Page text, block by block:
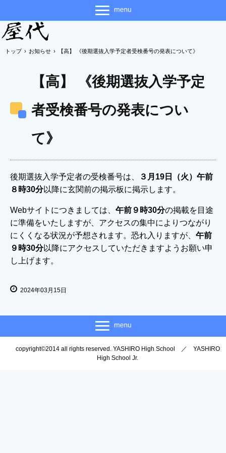
トップ › お知らせ › 【高】 《後期選抜入学予定者受検番号の発表について》
【高】 《後期選抜入学予定
者受検番号の発表につい
て》
後期選抜入学予定者の受検番号は、
３月19日（火）午前
８時30分以降に玄関前の掲示板に掲示します。
Webサイトにつきましては、 午前９時30分の掲載を目途
に準備をいたしますが、アクセスの集中によりつながり
にくくなる状況が予想されます。恐れ入りますが、 午前
９時30分以降にアクセスしていただきますようお願い申
し上げます。
2024年03月15日
copyright©2014 all rights reserved. YASHIRO High School ／ YASHIRO
High School Jr.